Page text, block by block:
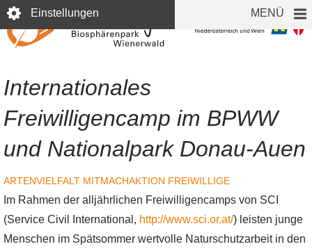
Direkt
zum
Inhalt
Einstellungen MENÜ
Internationales
Freiwilligencamp im BPWW
und Nationalpark Donau-Auen
ARTENVIELFALT MITMACHAKTION FREIWILLIGE
Im Rahmen der alljährlichen Freiwilligencamps von SCI
(Service Civil International, http://www.sci.or.at/) leisten junge
Menschen im Spätsommer wertvolle Naturschutzarbeit in den